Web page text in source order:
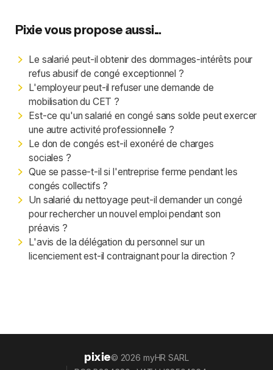
Pixie vous propose aussi...
Le salarié peut-il obtenir des dommages-intérêts pour
refus abusif de congé exceptionnel ?
L'employeur peut-il refuser une demande de
mobilisation du CET ?
Est-ce qu'un salarié en congé sans solde peut exercer
une autre activité professionnelle ?
Le don de congés est-il exonéré de charges
sociales ?
Que se passe-t-il si l'entreprise ferme pendant les
congés collectifs ?
Un salarié du nettoyage peut-il demander un congé
pour rechercher un nouvel emploi pendant son
préavis ?
L'avis de la délégation du personnel sur un
licenciement est-il contraignant pour la direction ?
pixie© 2026 myHR SARL